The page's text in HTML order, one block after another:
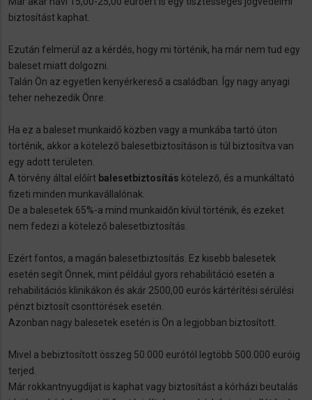
biztosítást kaphat.
Ezután felmerül az a kérdés, hogy mi történik, ha már nem tud egy
baleset miatt dolgozni.
Talán Ön az egyetlen kenyérkereső a családban. Így nagy anyagi
teher nehezedik Önre.
Ha ez a baleset munkaidő közben vagy a munkába tartó úton
történik, akkor a kötelező balesetbiztosításon is túl biztosítva van
egy adott területen.
A törvény által előírt balesetbiztosítás kötelező, és a munkáltató
fizeti minden munkavállalónak.
De a balesetek 65%-a mind munkaidőn kívül történik, és ezeket
nem fedezi a kötelező balesetbiztosítás.
Ezért fontos, a magán balesetbiztosítás. Ez kisebb balesetek
esetén segít Önnek, mint például gyors rehabilitáció esetén a
rehabilitációs klinikákon és akár 2500,00 eurós kártérítési sérülési
pénzt biztosít csonttörések esetén.
Azonban nagy balesetek esetén is Ön a legjobban biztosított.
Mivel a bebiztosított összeg 50.000 eurótól legtöbb 500.000 euróig
terjed.
Már rokkantnyugdíjat is kaphat vagy biztosítást a kórházi beutalás